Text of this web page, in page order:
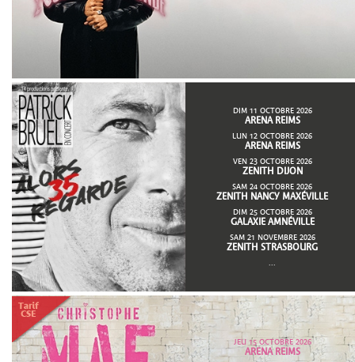
DIM 11 OCTOBRE 2026
ARENA REIMS
LUN 12 OCTOBRE 2026
ARENA REIMS
VEN 23 OCTOBRE 2026
ZENITH DIJON
SAM 24 OCTOBRE 2026
ZENITH NANCY MAXÉVILLE
DIM 25 OCTOBRE 2026
GALAXIE AMNÉVILLE
SAM 21 NOVEMBRE 2026
ZENITH STRASBOURG
...
JEU 15 OCTOBRE 2026
ARENA REIMS